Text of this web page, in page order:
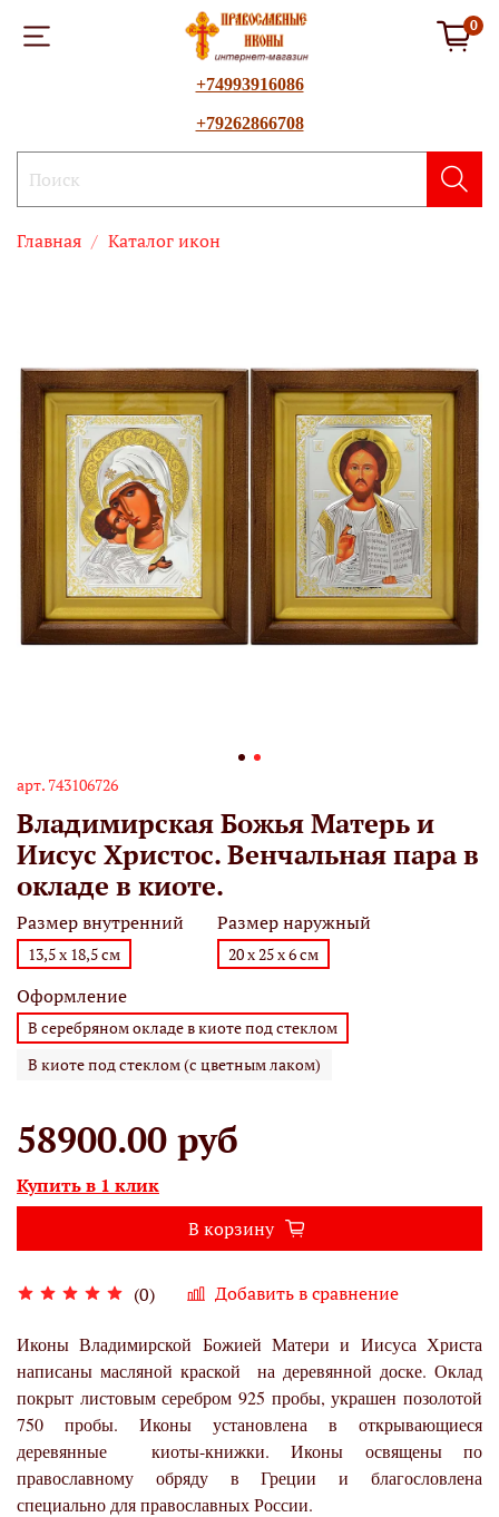
0
+74993916086
+79262866708
Главная Каталог икон
арт. 743106726
Владимирская Божья Матерь и
Иисус Христос. Венчальная пара в
окладе в киоте.
(0) Добавить в сравнение
Размер внутренний
13,5 х 18,5 см
Размер наружный
20 х 25 х 6 см
Оформление
В серебряном окладе в киоте под стеклом
В киоте под стеклом (с цветным лаком)
58900.00 руб
Купить в 1 клик
В корзину
Иконы Владимирской Божией Матери и Иисуса Христа
написаны масляной краской на деревянной доске. Оклад
покрыт листовым серебром 925 пробы, украшен позолотой
750 пробы. Иконы установлена в открывающиеся
деревянные киоты-книжки. Иконы освящены по
православному обряду в Греции и благословлена
специально для православных России.